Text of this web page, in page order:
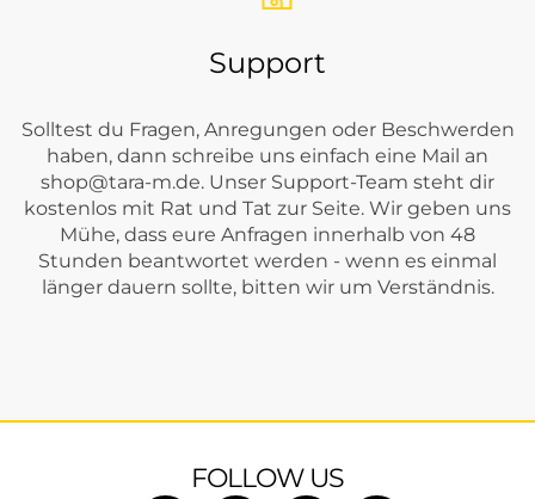
Support
Solltest du Fragen, Anregungen oder Beschwerden
haben, dann schreibe uns einfach eine Mail an
shop@tara-m.de. Unser Support-Team steht dir
kostenlos mit Rat und Tat zur Seite. Wir geben uns
Mühe, dass eure Anfragen innerhalb von 48
Stunden beantwortet werden - wenn es einmal
länger dauern sollte, bitten wir um Verständnis.
FOLLOW US